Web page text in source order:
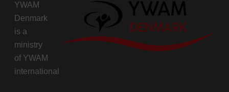
YWAM
Denmark
is a
ministry
of YWAM
international